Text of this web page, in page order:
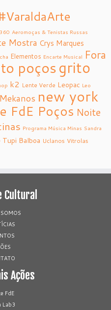
360 Aeromoças & Tenistas Russas
Mostra Crys Marques
Elementos Encarte Musical Fora
poçosgrito
k2 Lente Verde Leopac Leo
Mekanos new york
FdE Poços Noite
Programa Música Minas Sandra
Tupi Balboa Uclanos Vitrolas
Cultural
Ações
FdE
Lab3